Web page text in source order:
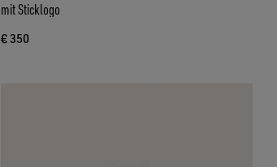
mit Sticklogo
€ 350